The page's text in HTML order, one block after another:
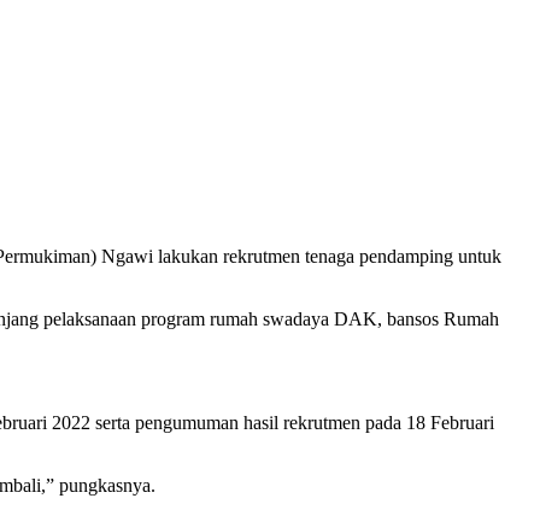
Ngawi lakukan rekrutmen tenaga pendamping untuk
pelaksanaan program rumah swadaya DAK, bansos Rumah
2022 serta pengumuman hasil rekrutmen pada 18 Februari
pungkasnya.